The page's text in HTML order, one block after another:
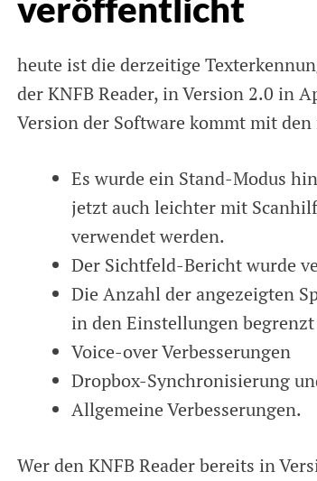
veröffentlicht
heute ist die derzeitige
der KNFB Reader, in Version 2.0 in
Version der Software kommt mit
Es wurde ein Stand-Modus
jetzt auch leichter mit
verwendet werden.
Der Sichtfeld-Bericht wurde
Die Anzahl der angezeigten
in den Einstellungen
Voice-over Verbesserungen
Dropbox-Synchronisierung
Allgemeine Verbesserungen.
Wer den KNFB Reader bereits in